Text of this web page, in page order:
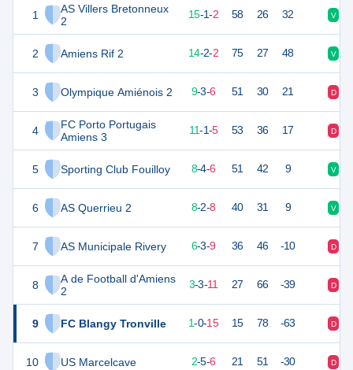
1
AS Villers Bretonneux
2
2 Amiens Rif 2
3 Olympique Amiénois 2
4
FC Porto Portugais
Amiens 3
5 Sporting Club Fouilloy
6 AS Querrieu 2
7 AS Municipale Rivery
8
A de Football d'Amiens
2
9 FC Blangy Tronville
10 US Marcelcave
46 18 15-1-2 58 26 32 V
14-2-2 75 27 48 V
29 18 9-3-6 51 30 21 D
28 11-1-5 53 36 17 D
28 18 8-4-6 51 42 9 V
8-2-8 40 31 9 V
21 18 6-3-9 36 46 -10 D
10 18 3-3-11 27 66 -39 D
1 18 1-0-15 15 78 -63 D
2-5-6 21 51 -30 D